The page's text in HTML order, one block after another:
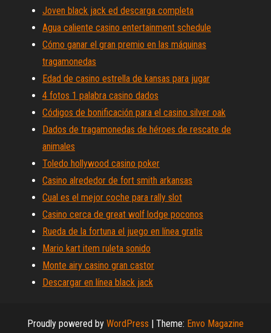
Joven black jack ed descarga completa
Agua caliente casino entertainment schedule
Cómo ganar el gran premio en las máquinas
tragamonedas
Edad de casino estrella de kansas para jugar
4 fotos 1 palabra casino dados
Códigos de bonificación para el casino silver oak
Dados de tragamonedas de héroes de rescate de
animales
Toledo hollywood casino poker
Casino alrededor de fort smith arkansas
Cual es el mejor coche para rally slot
Casino cerca de great wolf lodge poconos
Rueda de la fortuna el juego en línea gratis
Mario kart item ruleta sonido
Monte airy casino gran castor
Descargar en línea black jack
Proudly powered by WordPress | Theme: Envo Magazine